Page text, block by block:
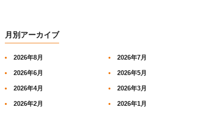
月別アーカイブ
2026年8月 2026年7月
2026年6月 2026年5月
2026年4月 2026年3月
2026年2月 2026年1月